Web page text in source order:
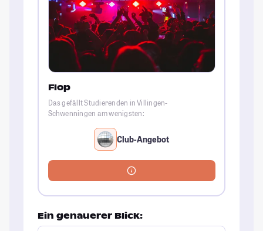
Flop
Das gefällt Studierenden in Villingen-
Schwenningen am wenigsten:
Club-Angebot
Ein genauerer Blick: